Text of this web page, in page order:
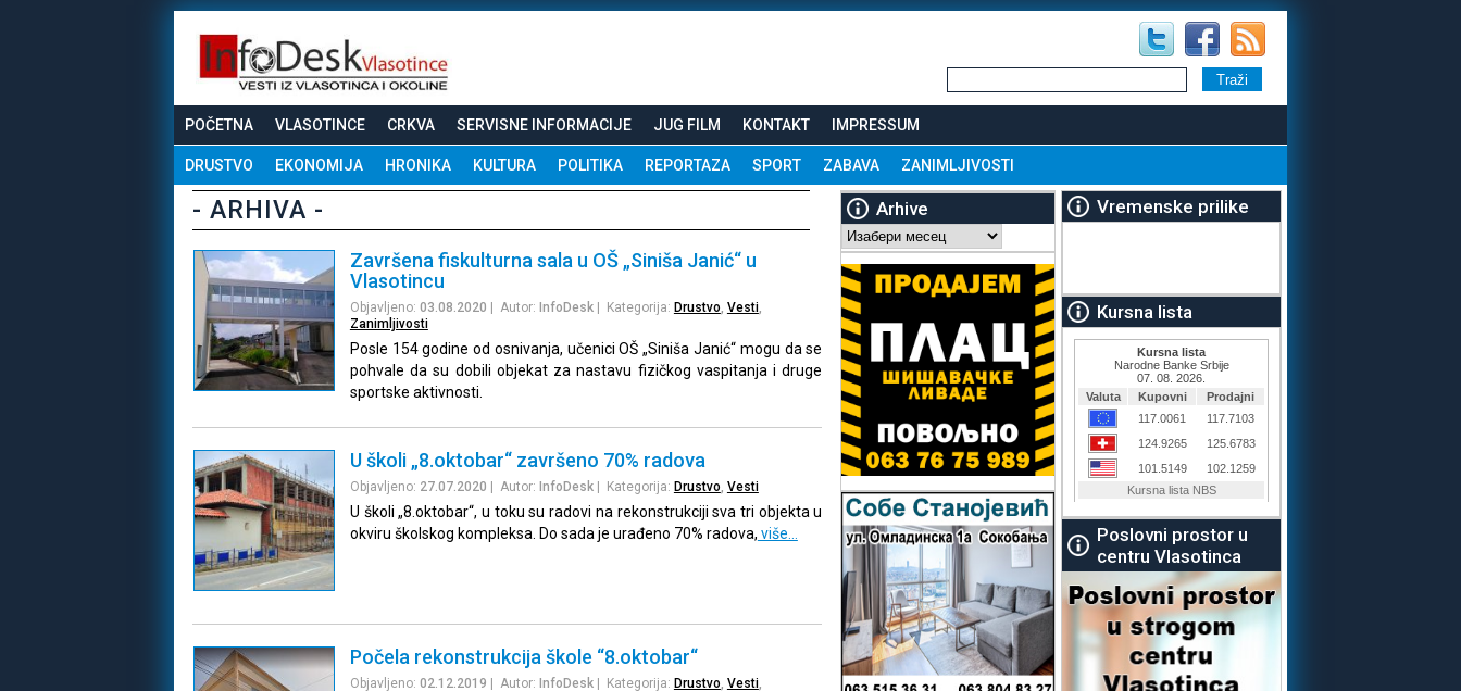
POČETNA VLASOTINCE CRKVA SERVISNE INFORMACIJE JUG FILM KONTAKT IMPRESSUM
DRUSTVO EKONOMIJA HRONIKA KULTURA POLITIKA REPORTAZA SPORT ZABAVA ZANIMLJIVOSTI
- ARHIVA -
Završena fiskulturna sala u OŠ „Siniša Janić“ u
Vlasotincu
Objavljeno: 03.08.2020 | Autor: InfoDesk| Kategorija: Drustvo Vesti,
Zanimljivosti
Posle 154 godine od osnivanja, učenici OŠ „Siniša Janić“ mogu da se
pohvale da su dobili objekat za nastavu fizičkog vaspitanja i druge
sportske aktivnosti.
U školi „8.oktobar“ završeno 70% radova
Objavljeno: 27.07.2020 | Autor: InfoDesk| Kategorija: Drustvo Vesti
U školi „8.oktobar“, u toku su radovi na rekonstrukciji sva tri objekta u
okviru školskog kompleksa. Do sada je urađeno 70% radova, više…
Počela rekonstrukcija škole “8.oktobar“
Objavljeno: 02.12.2019 | Autor: InfoDesk| Kategorija: Drustvo, Vesti,
Arhive
Arhive
Vremenske prilike
Kursna lista
Poslovni prostor u
centru Vlasotinca